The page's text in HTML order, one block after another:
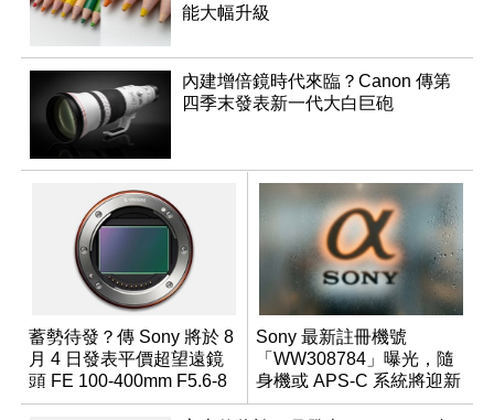
能大幅升級
內建增倍鏡時代來臨？Canon 傳第
四季末發表新一代大白巨砲
蓄勢待發？傳 Sony 將於 8
月 4 日發表平價超望遠鏡
頭 FE 100-400mm F5.6-8
Sony 最新註冊機號
「WW308784」曝光，隨
身機或 APS-C 系統將迎新
成員？